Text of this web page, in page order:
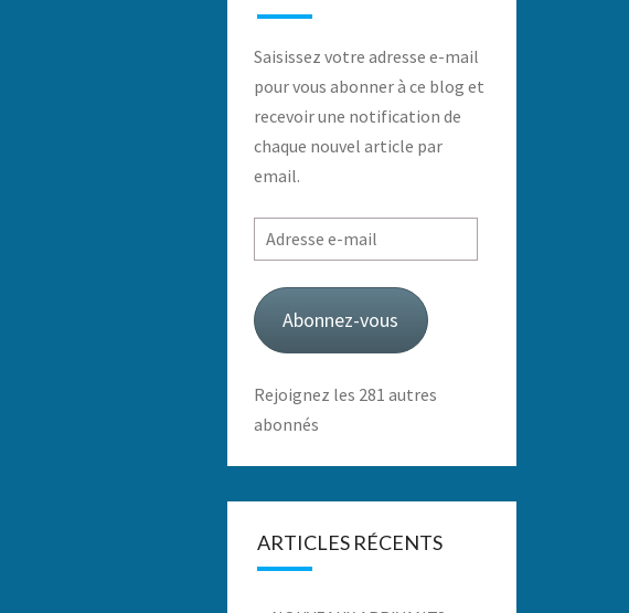
Saisissez votre adresse e-mail
pour vous abonner à ce blog et
recevoir une notification de
chaque nouvel article par
email.
Adresse
e-
mail
Abonnez-vous
Rejoignez les 281 autres
abonnés
ARTICLES RÉCENTS